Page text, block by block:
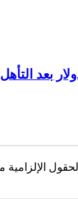
الحقول الإلزامية